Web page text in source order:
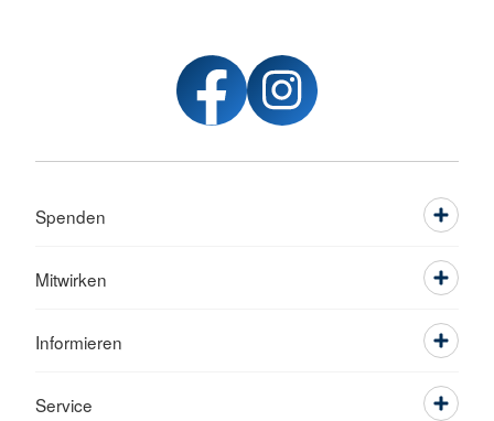
Spenden
Mitwirken
Informieren
Service